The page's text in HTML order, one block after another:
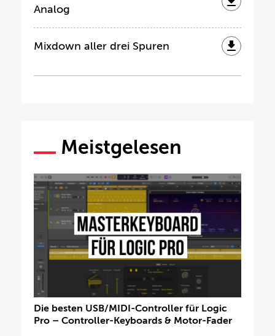
Analog
Mixdown aller drei Spuren
Meistgelesen
Die besten USB/MIDI-Controller für Logic
Pro – Controller-Keyboards & Motor-Fader